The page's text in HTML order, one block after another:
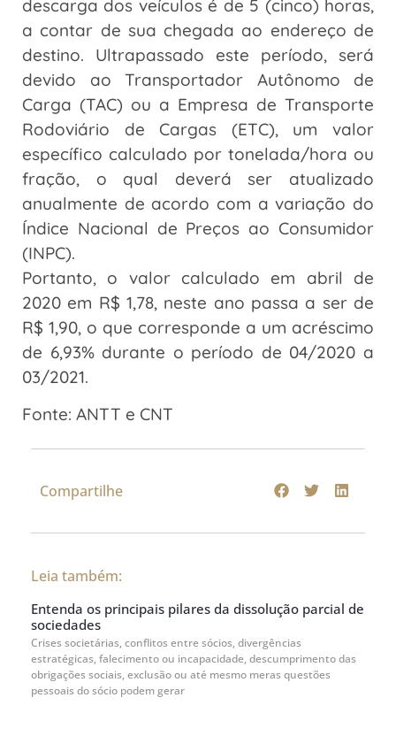
descarga dos veículos é de 5 (cinco) horas,
a contar de sua chegada ao endereço de
destino. Ultrapassado este período, será
devido ao Transportador Autônomo de
Carga (TAC) ou a Empresa de Transporte
Rodoviário de Cargas (ETC), um valor
específico calculado por tonelada/hora ou
fração, o qual deverá ser atualizado
anualmente de acordo com a variação do
Índice Nacional de Preços ao Consumidor
(INPC).
Portanto, o valor calculado em abril de
2020 em R$ 1,78, neste ano passa a ser de
R$ 1,90, o que corresponde a um acréscimo
de 6,93% durante o período de 04/2020 a
03/2021.
Fonte: ANTT e CNT
Compartilhe
Leia também:
Entenda os principais pilares da dissolução parcial de
sociedades
Crises societárias, conflitos entre sócios, divergências
estratégicas, falecimento ou incapacidade, descumprimento das
obrigações sociais, exclusão ou até mesmo meras questões
pessoais do sócio podem gerar